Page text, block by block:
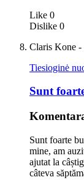
Like 0
Dislike 0
Claris Kone -
Tiesioginė
Sunt
Sunt foarte
mine, am
ajutat la
câteva